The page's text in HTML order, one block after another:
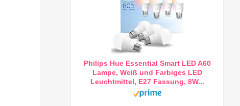
Philips Hue Essential Smart LED A60
Lampe, Weiß und Farbiges LED
Leuchtmittel, E27 Fassung, 8W...